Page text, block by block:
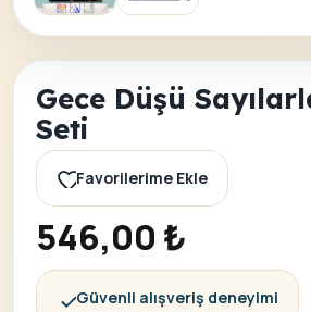
Gece Düşü
Seti
Favorilerime Ekle
546,00 ₺
Güvenli alışveriş deneyimi